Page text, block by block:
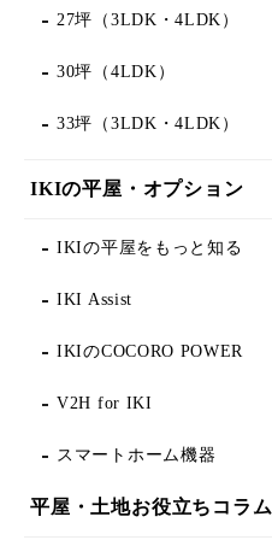
27坪（3LDK・4LDK）
30坪（4LDK）
33坪（3LDK・4LDK）
IKIの平屋・オプション
IKIの平屋をもっと知る
IKI Assist
IKIのCOCORO POWER
V2H for IKI
スマートホーム機器
平屋・土地お役立ちコラム